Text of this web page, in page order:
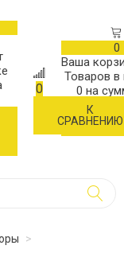
0
К
СРАВНЕНИЮ
0
Ваша
Товаров в
0 на
>